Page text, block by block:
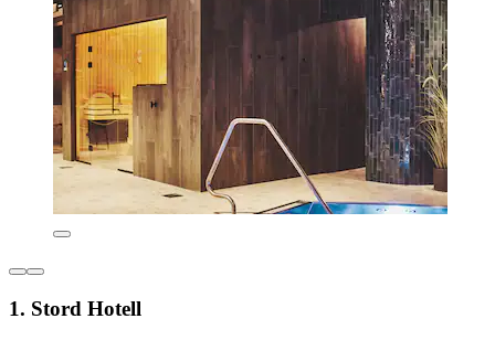
1. Stord Hotell